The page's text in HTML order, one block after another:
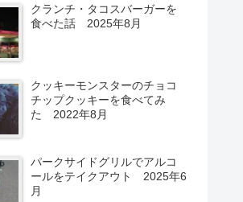
クランチ・タコスバーガーを
食べた話 2025年8月
クッキーモンスターのチョコ
チップクッキーを食べてみ
た 2022年8月
パークサイドグリルでアルコ
ールをテイクアウト 2025年6
月